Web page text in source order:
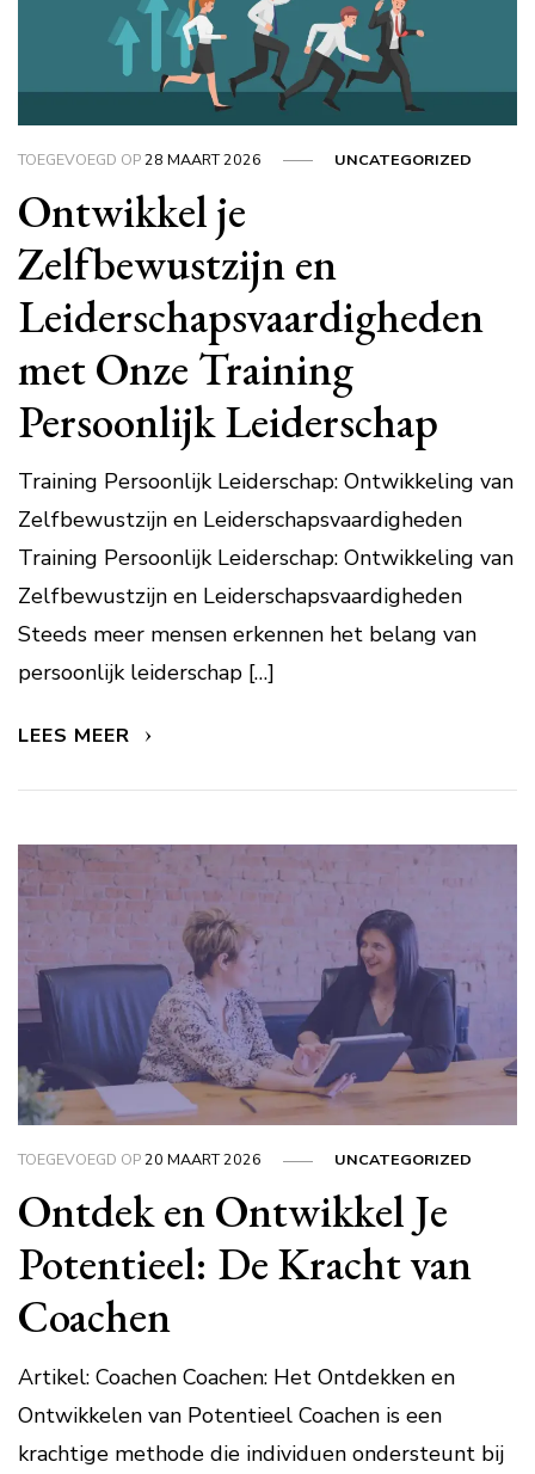
TOEGEVOEGD OP28 MAART 2026 UNCATEGORIZED
Ontwikkel je
Zelfbewustzijn en
Leiderschapsvaardigheden
met Onze Training
Persoonlijk Leiderschap
Training Persoonlijk Leiderschap: Ontwikkeling van
Zelfbewustzijn en Leiderschapsvaardigheden
Training Persoonlijk Leiderschap: Ontwikkeling van
Zelfbewustzijn en Leiderschapsvaardigheden
Steeds meer mensen erkennen het belang van
persoonlijk leiderschap […]
LEES MEER
TOEGEVOEGD OP20 MAART 2026 UNCATEGORIZED
Ontdek en Ontwikkel Je
Potentieel: De Kracht van
Coachen
Artikel: Coachen Coachen: Het Ontdekken en
Ontwikkelen van Potentieel Coachen is een
krachtige methode die individuen ondersteunt bij